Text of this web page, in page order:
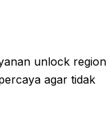
unlock region
agar tidak